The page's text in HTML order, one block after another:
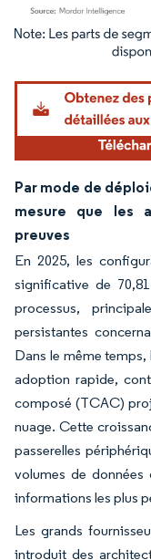
Image © Mordor
Par mode de
mesure que les
preuves
En 2025, les
significative de
processus,
persistantes
Dans le même
adoption rapide,
composé (TCAC)
nuage. Cette
passerelles
volumes de
informations les plus
Les grands
introduit des